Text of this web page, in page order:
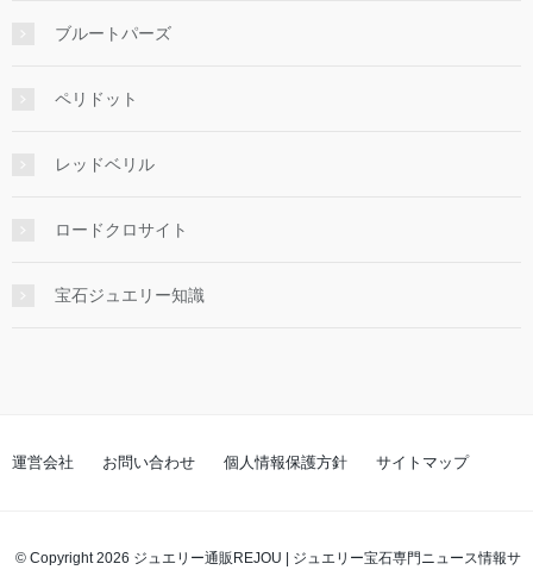
ブルートパーズ
ペリドット
レッドベリル
ロードクロサイト
宝石ジュエリー知識
運営会社 お問い合わせ 個人情報保護方針 サイトマップ
© Copyright 2026 ジュエリー通販REJOU | ジュエリー宝石専門ニュース情報サ